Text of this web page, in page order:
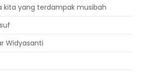
kita yang terdampak musibah
Widyasanti